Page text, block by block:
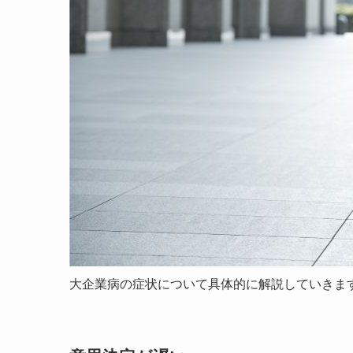
大企業病の症状について具体的に解説していきま